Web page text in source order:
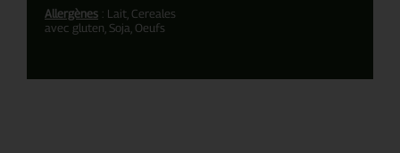
Allergènes : Lait, Cereales
avec gluten, Soja, Oeufs